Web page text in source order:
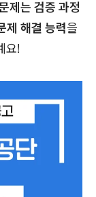
제는 검증 과정
제 해결 능력을
요!